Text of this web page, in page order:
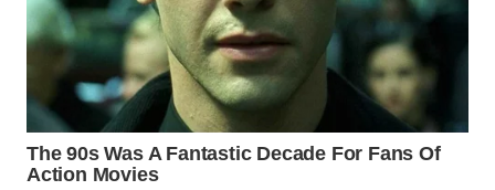
WAHANA
LISTRIK
WAHANA
TRAVEL
WAHANA